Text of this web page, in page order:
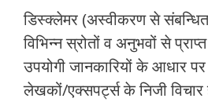
डिस्क्लेमर (अस्वीकरण से
विभिन्न स्रोतों व अनुभवों से
उपयोगी जानकारियों के आधार
लेखकों/एक्सपर्ट्स के निजी विचार